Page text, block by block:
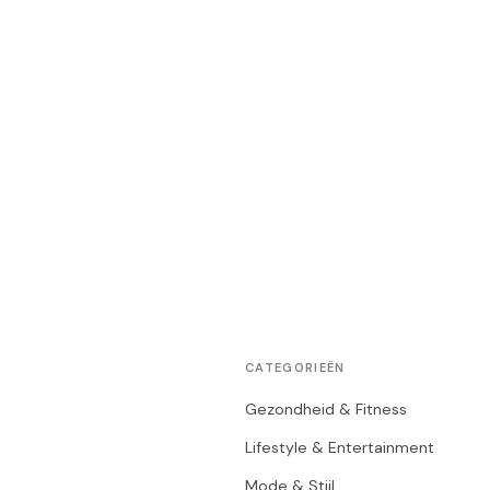
CATEGORIEËN
Gezondheid & Fitness
Lifestyle & Entertainment
Mode & Stijl